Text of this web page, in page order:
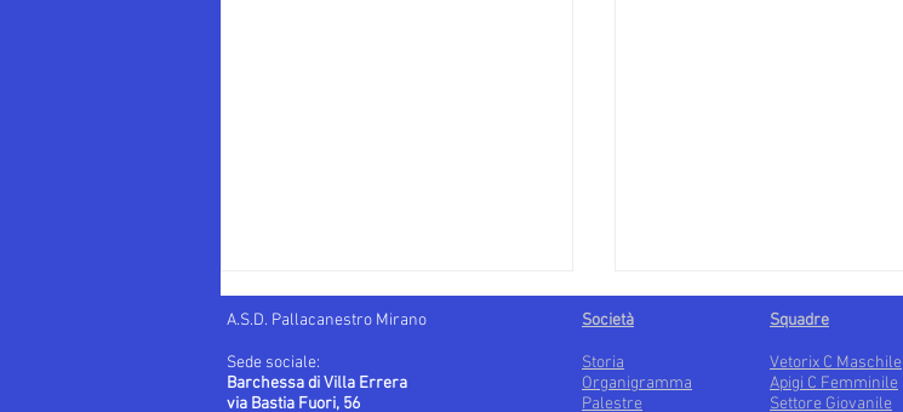
A.S.D. Pallacanestro Mirano
Sede sociale:
Barchessa di Villa Errera
via Bastia Fuori, 56
Società
Storia
Organigramma
Palestre
Squadre
Vetorix C Maschile
Apigi C Femminile
Settore Giovanile